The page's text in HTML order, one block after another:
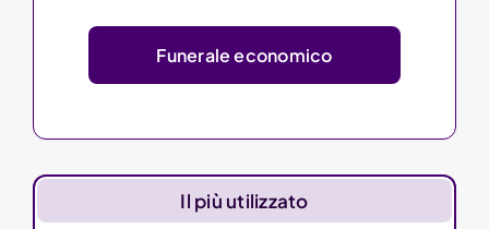
Funerale economico
Il più utilizzato